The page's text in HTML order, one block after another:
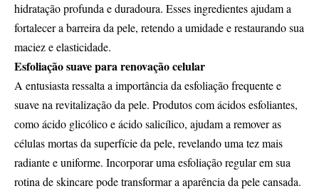
hidratação profunda e duradoura. Esses ingredientes ajudam a
fortalecer a barreira da pele, retendo a umidade e restaurando sua
maciez e elasticidade.
Esfoliação suave para renovação celular
A entusiasta ressalta a importância da esfoliação frequente e
suave na revitalização da pele. Produtos com ácidos esfoliantes,
como ácido glicólico e ácido salicílico, ajudam a remover as
células mortas da superfície da pele, revelando uma tez mais
radiante e uniforme. Incorporar uma esfoliação regular em sua
rotina de skincare pode transformar a aparência da pele cansada.